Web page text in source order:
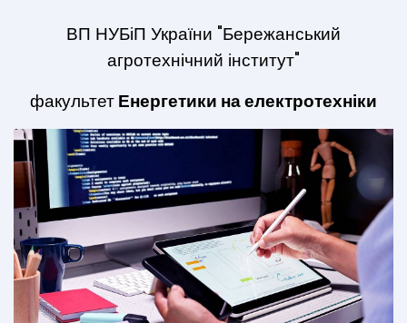
ВП НУБіП України "Бережанський
агротехнічний інститут"
факультетЕнергетики на електротехніки